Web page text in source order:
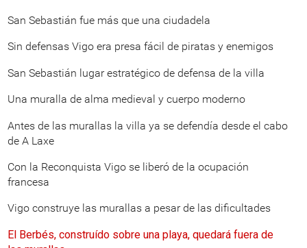
San Sebastián fue más que una ciudadela
Sin defensas Vigo era presa fácil de piratas y enemigos
San Sebastián lugar estratégico de defensa de la villa
Una muralla de alma medieval y cuerpo moderno
Antes de las murallas la villa ya se defendía desde el cabo
de A Laxe
Con la Reconquista Vigo se liberó de la ocupación
francesa
Vigo construye las murallas a pesar de las dificultades
El Berbés, construído sobre una playa, quedará fuera de